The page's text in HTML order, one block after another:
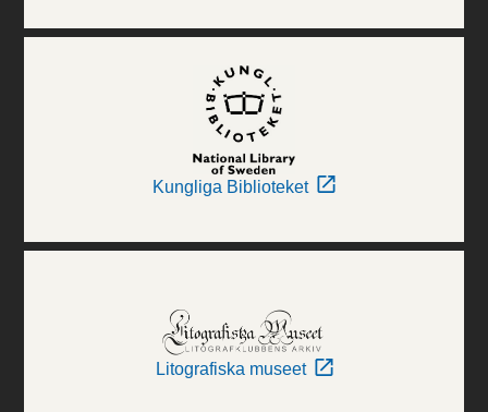
Kungliga Biblioteket
Litografiska museet